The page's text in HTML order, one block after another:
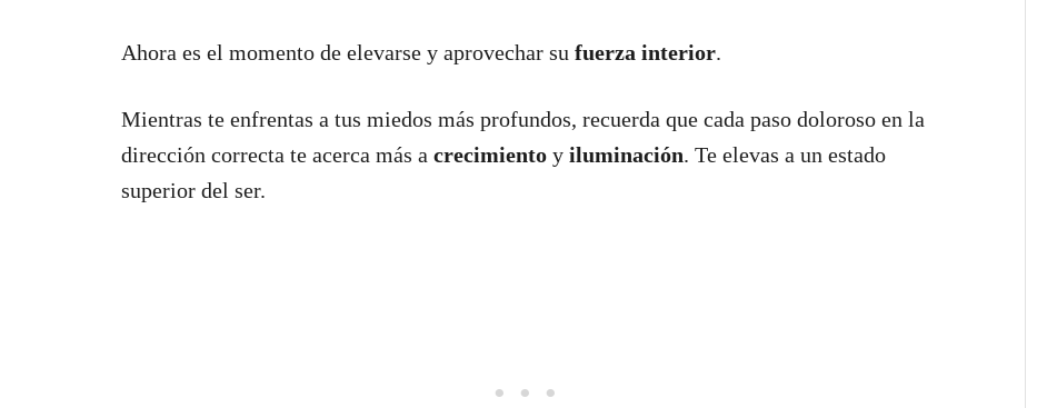
Ahora es el momento de elevarse y aprovechar su fuerza interior.
Mientras te enfrentas a tus miedos más profundos, recuerda que cada paso doloroso en la
dirección correcta te acerca más a crecimiento y iluminación. Te elevas a un estado
superior del ser.